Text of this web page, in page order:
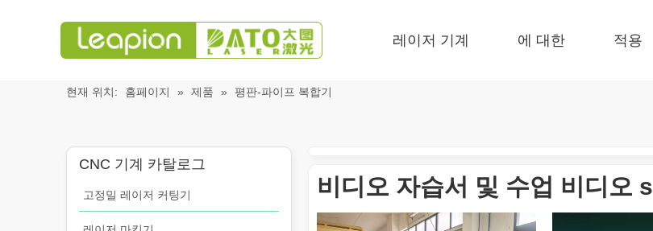
레이저 기계 에 대한 적용
현재 위치: 홈페이지 » 제품 » 평판-파이프 복합기
CNC 기계 카탈로그
고정밀 레이저 커팅기 비디오 자습서 및 수업 비디오 s